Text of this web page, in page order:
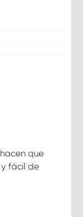
que
fácil de